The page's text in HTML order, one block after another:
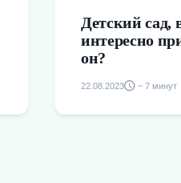
Детский сад,
интересно
он?
22.08.2023 ~ 7 минут